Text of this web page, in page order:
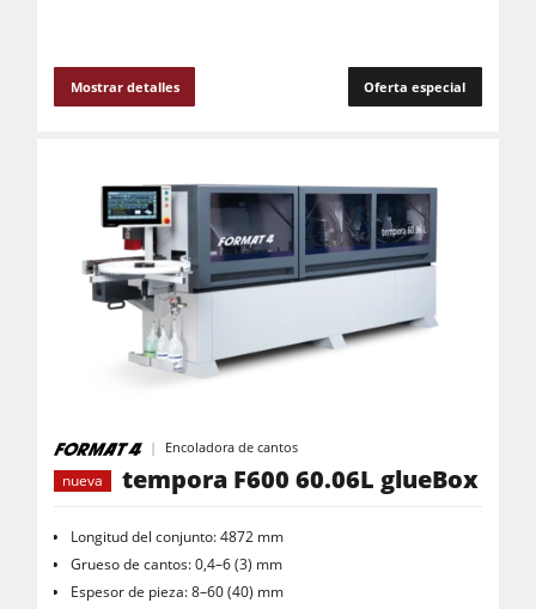
Mostrar detalles Oferta especial
Encoladora de cantos
nueva
tempora F600 60.06L glueBox
Longitud del conjunto: 4872 mm
Grueso de cantos: 0,4–6 (3) mm
Espesor de pieza: 8–60 (40) mm